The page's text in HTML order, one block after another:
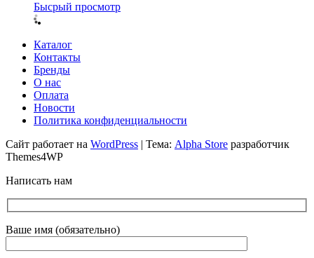
Бысрый просмотр
Каталог
Контакты
Бренды
О нас
Оплата
Новости
Политика конфиденциальности
Сайт работает на WordPress | Тема: Alpha Store разработчик
Themes4WP
Написать нам
Ваше имя (обязательно)